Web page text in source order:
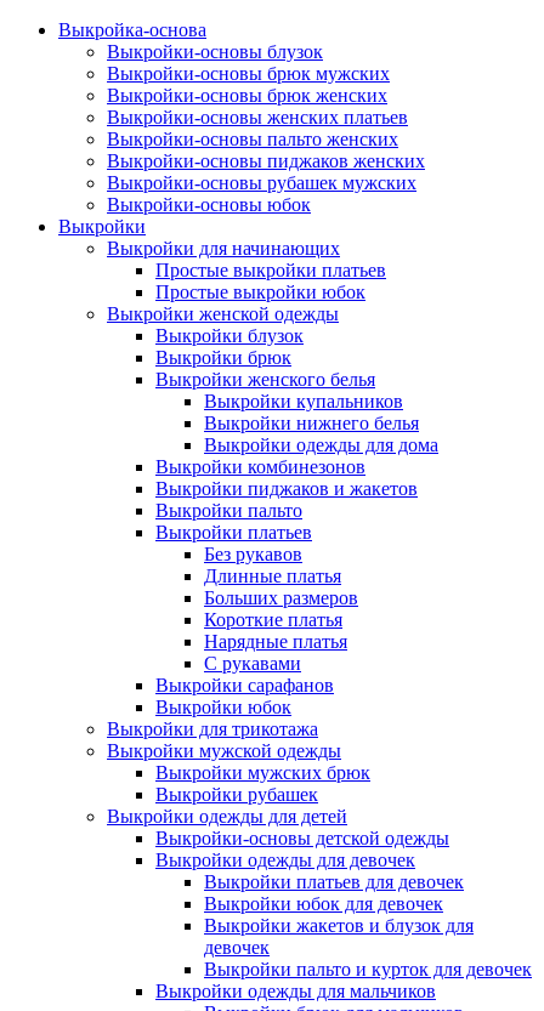
Выкройка-основа
Выкройки-основы блузок
Выкройки-основы брюк мужских
Выкройки-основы брюк женских
Выкройки-основы женских платьев
Выкройки-основы пальто женских
Выкройки-основы пиджаков женских
Выкройки-основы рубашек мужских
Выкройки-основы юбок
Выкройки
Выкройки для начинающих
Простые выкройки платьев
Простые выкройки юбок
Выкройки женской одежды
Выкройки блузок
Выкройки брюк
Выкройки женского белья
Выкройки купальников
Выкройки нижнего белья
Выкройки одежды для дома
Выкройки комбинезонов
Выкройки пиджаков и жакетов
Выкройки пальто
Выкройки платьев
Без рукавов
Длинные платья
Больших размеров
Короткие платья
Нарядные платья
С рукавами
Выкройки сарафанов
Выкройки юбок
Выкройки для трикотажа
Выкройки мужской одежды
Выкройки мужских брюк
Выкройки рубашек
Выкройки одежды для детей
Выкройки-основы детской одежды
Выкройки одежды для девочек
Выкройки платьев для девочек
Выкройки юбок для девочек
Выкройки жакетов и блузок для
девочек
Выкройки пальто и курток для девочек
Выкройки одежды для мальчиков